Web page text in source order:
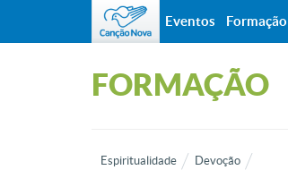
FORMAÇÃO
Espiritualidade Devoção
Eventos Formação